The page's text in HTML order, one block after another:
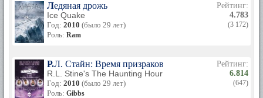
Ледяная дрожь
Ice Quake
Год: 2010 (было 29 лет)
Роль: Ram
Рейтинг:
4.783
(3 172)
Р.Л. Стайн: Время призраков
R.L. Stine's The Haunting Hour
Год: 2010 (было 29 лет)
Роль: Gibbs
Рейтинг:
6.814
(647)